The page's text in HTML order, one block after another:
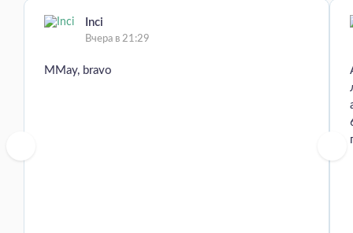
Inci
Вчера в 21:29
MMay, bravo